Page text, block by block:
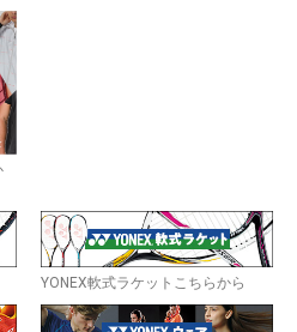
YONEX軟式ラケットこちらから